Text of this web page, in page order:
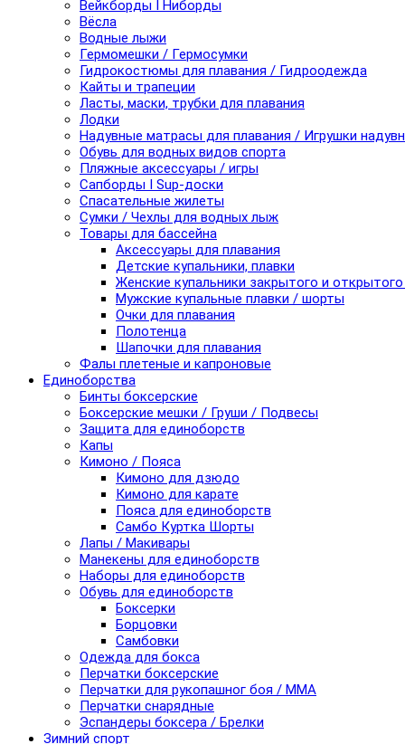
Вейкборды I Ниборды
Вёсла
Водные лыжи
Гермомешки / Гермосумки
Гидрокостюмы для плавания / Гидроодежда
Кайты и трапеции
Ласты, маски, трубки для плавания
Лодки
Надувные матрасы для плавания / Игрушки
Обувь для водных видов спорта
Пляжные аксессуары / игры
Сапборды I Sup-доски
Спасательные жилеты
Сумки / Чехлы для водных лыж
Товары для бассейна
Аксессуары для плавания
Детские купальники, плавки
Женские купальники закрытого и
Мужские купальные плавки / шорты
Очки для плавания
Полотенца
Шапочки для плавания
Фалы плетеные и капроновые
Единоборства
Бинты боксерские
Боксерские мешки / Груши / Подвесы
Защита для единоборств
Капы
Кимоно / Пояса
Кимоно для дзюдо
Кимоно для карате
Пояса для единоборств
Самбо Куртка Шорты
Лапы / Макивары
Манекены для единоборств
Наборы для единоборств
Обувь для единоборств
Боксерки
Борцовки
Самбовки
Одежда для бокса
Перчатки боксерские
Перчатки для рукопашног боя / ММА
Перчатки снарядные
Эспандеры боксера / Брелки
Зимний спорт